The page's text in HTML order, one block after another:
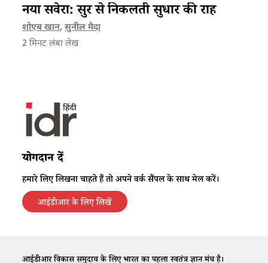
नया सवेरा: सुर से निकलती सुधार की राह
शोएब खान,सुनील मैदा
2 मिनट लंबा लेख
योगदान दें
हमारे लिए लिखना चाहते हैं तो अपने वर्क सैंपल के साथ मेल करें।
आईडीआर के लिए लिखें